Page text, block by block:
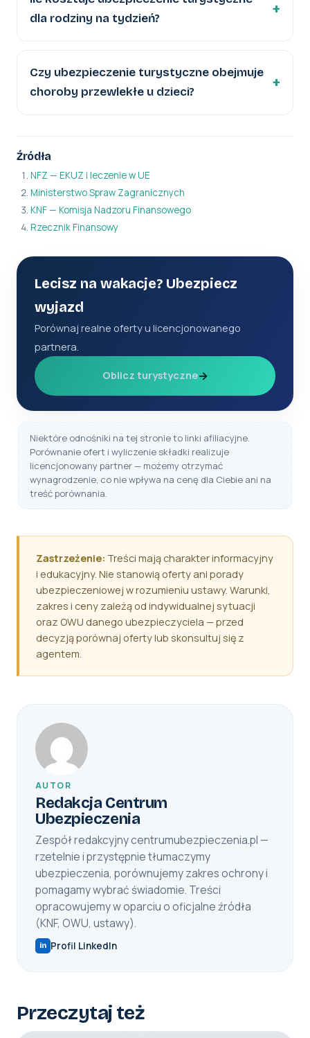
dla rodziny na tydzień?
Czy ubezpieczenie turystyczne obejmuje
choroby przewlekłe u dzieci?
Źródła
NFZ — EKUZ i leczenie w UE
Ministerstwo Spraw Zagranicznych
KNF — Komisja Nadzoru Finansowego
Rzecznik Finansowy
Lecisz na wakacje? Ubezpiecz
wyjazd
Porównaj realne oferty u licencjonowanego
partnera.
Oblicz turystyczne→
Niektóre odnośniki na tej stronie to linki afiliacyjne.
Porównanie ofert i wyliczenie składki realizuje
licencjonowany partner — możemy otrzymać
wynagrodzenie, co nie wpływa na cenę dla Ciebie ani na
treść porównania.
Zastrzeżenie: Treści mają charakter informacyjny
i edukacyjny. Nie stanowią oferty ani porady
ubezpieczeniowej w rozumieniu ustawy. Warunki,
zakres i ceny zależą od indywidualnej sytuacji
oraz OWU danego ubezpieczyciela — przed
decyzją porównaj oferty lub skonsultuj się z
agentem.
AUTOR
Redakcja Centrum
Ubezpieczenia
Zespół redakcyjny centrumubezpieczenia.pl —
rzetelnie i przystępnie tłumaczymy
ubezpieczenia, porównujemy zakres ochrony i
pomagamy wybrać świadomie. Treści
opracowujemy w oparciu o oficjalne źródła
(KNF, OWU, ustawy).
in Profil LinkedIn
Przeczytaj też